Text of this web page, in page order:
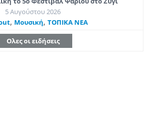
5 Αυγούστου 2026
, Μουσική, ΤΟΠΙΚΑ ΝΕΑ
Ολες οι ειδήσεις